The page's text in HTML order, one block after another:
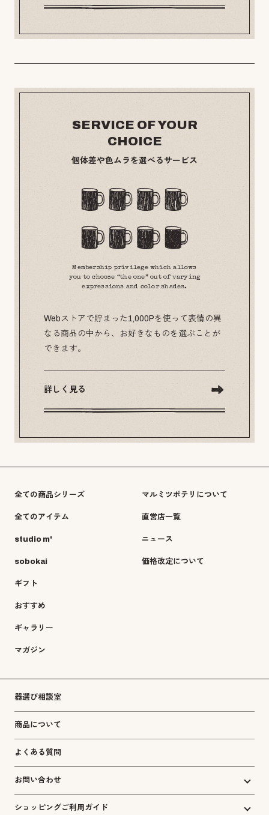
SERVICE OF YOUR
CHOICE
個体差や色ムラを選べるサービス
Membership privilege which allows
you to choose “the one” out of varying
expressions and color shades.
Webストアで貯まった1,000Pを使って表情の異
なる商品の中から、お好きなものを選ぶことが
できます。
詳しく見る
全ての商品シリーズ
全てのアイテム
studio m'
sobokai
ギフト
おすすめ
ギャラリー
マガジン
マルミツポテリについて
直営店一覧
ニュース
価格改定について
器選び相談室
商品について
よくある質問
お問い合わせ
ショッピングご利用ガイド